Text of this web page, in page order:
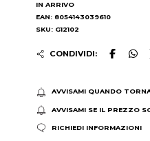
IN ARRIVO
EAN: 8054143039610
SKU: G12102
CONDIVIDI:
AVVISAMI QUANDO
AVVISAMI SE IL PREZZO
RICHIEDI INFORMAZIONI